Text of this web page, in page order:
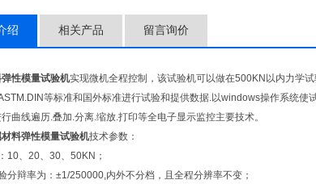
绍 相关产品 留言询价
性模量试验机实现微机全程控制，该试验机可以做在500KN以内力学
等标准和国外标准进行试验和提供数据.以windows操作系统
曲线遍历.叠加.分离.缩放.打印等全电子显示监控主要技术。
料弹性模量试验机技术参数：
10、20、30、50KN；
分辩率为：±1/250000,内外不分档，且全程分辨率不变；